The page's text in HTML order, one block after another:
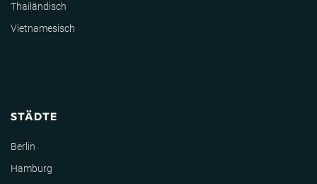
Thailändisch
Vietnamesisch
STÄDTE
Berlin
Hamburg